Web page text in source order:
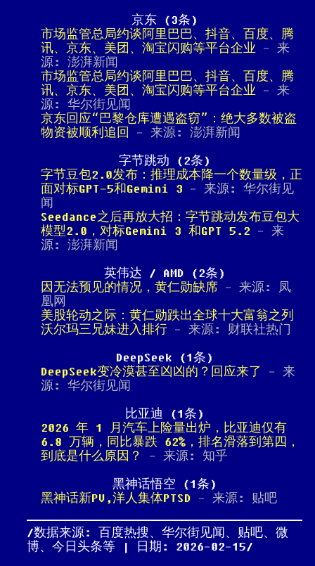
京东 (3条)
市场监管总局约谈阿里巴巴、抖音、百度、腾
讯、京东、美团、淘宝闪购等平台企业 - 来
源: 澎湃新闻
市场监管总局约谈阿里巴巴、抖音、百度、腾
讯、京东、美团、淘宝闪购等平台企业 - 来
源: 华尔街见闻
京东回应“巴黎仓库遭遇盗窃”：绝大多数被盗
物资被顺利追回
- 来源: 澎湃新闻
字节跳动 (2条)
字节豆包2.0发布：推理成本降一个数量级，正
面对标GPT-5和Gemini 3 - 来源: 华尔街见
闻
Seedance之后再放大招：字节跳动发布豆包大
模型2.0，对标Gemini 3 和GPT 5.2 - 来
源: 澎湃新闻
英伟达 / AMD (2条)
因无法预见的情况，黄仁勋缺席 - 来源: 凤
凰网
美股轮动之际：黄仁勋跌出全球十大富翁之列
沃尔玛三兄妹进入排行 - 来源: 财联社热门
DeepSeek (1条)
DeepSeek变冷漠甚至凶凶的？回应来了
- 来
源: 华尔街见闻
比亚迪 (1条)
2026 年 1 月汽车上险量出炉，比亚迪仅有
6.8 万辆，同比暴跌 62%，排名滑落到第四，
到底是什么原因？
- 来源: 知乎
黑神话悟空 (1条)
黑神话新PV,洋人集体PTSD - 来源: 贴吧
数据来源: 百度热搜、华尔街见闻、贴吧、微
博、今日头条等 | 日期: 2026-02-15